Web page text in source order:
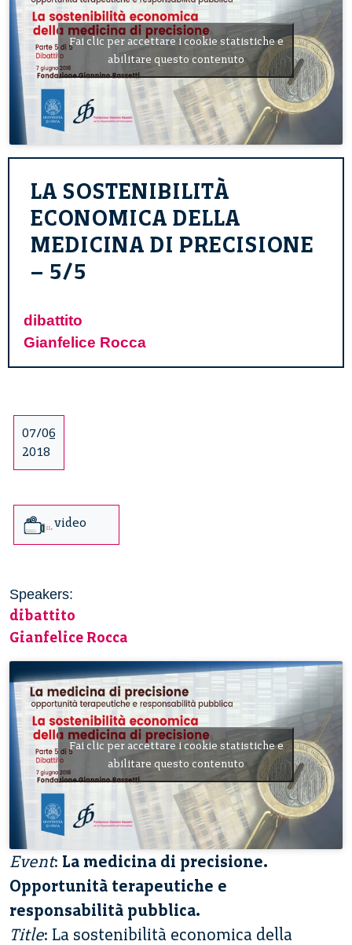
Fai clic per accettare i cookie statistiche e
abilitare questo contenuto
LA SOSTENIBILITÀ
ECONOMICA DELLA
MEDICINA DI PRECISIONE
– 5/5
dibattito
Gianfelice Rocca
07/06
2018
video
Speakers:
dibattito
Gianfelice Rocca
Fai clic per accettare i cookie statistiche e
abilitare questo contenuto
Event: La medicina di precisione.
Opportunità terapeutiche e
responsabilità pubblica.
Title: La sostenibilità economica della